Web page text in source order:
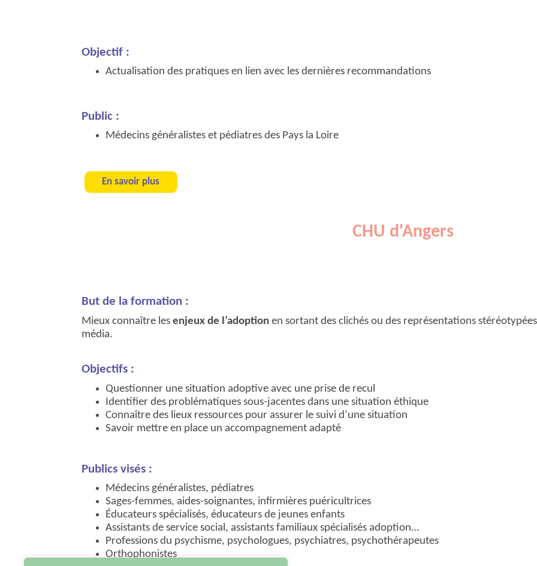
Objectif :
Actualisation des pratiques en lien avec les dernières recommandations
Public :
Médecins généralistes et pédiatres des Pays la Loire
En savoir plus
CHU d'Angers
But de la formation :
Mieux connaître les enjeux de l’adoption en sortant des clichés ou des représentations
média.
Objectifs :
Questionner une situation adoptive avec une prise de recul
Identifier des problématiques sous-jacentes dans une situation éthique
Connaître des lieux ressources pour assurer le suivi d’une situation
Savoir mettre en place un accompagnement adapté
Publics visés :
Médecins généralistes, pédiatres
Sages-femmes, aides-soignantes, infirmières puéricultrices
Éducateurs spécialisés, éducateurs de jeunes enfants
Assistants de service social, assistants familiaux spécialisés adoption…
Professions du psychisme, psychologues, psychiatres, psychothérapeutes
Orthophonistes